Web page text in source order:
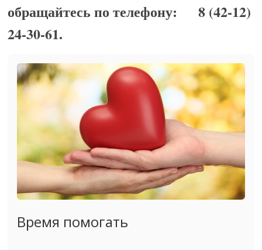
обращайтесь по телефону: 8 (42-12)
24-30-61.
Время помогать